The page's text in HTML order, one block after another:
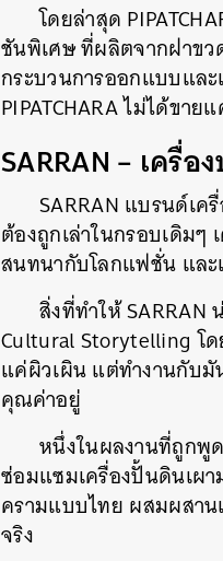
โดยล่าสุด
ชันพิเศษ ที่ผลิตจากฝาข
กระบวนการออกแบบแล
PIPATCHARA ไม่ได้ขา
SARRAN – เครื่
SARRAN แบรนด์เ
ต้องถูกเล่าในกรอบเดิม
สนทนากับโลกแฟชั่น แล
สิ่งที่ทำให้ SARRAN
Cultural Storytelling โ
แค่ผิวเผิน แต่ทำงานกับมั
คุณค่าอยู่
หนึ่งในผลงานที่ถูกพู
ซ่อมแซมเครื่องปั้นดินเผา
ครามแบบไทย ผสมผสาน
จริง